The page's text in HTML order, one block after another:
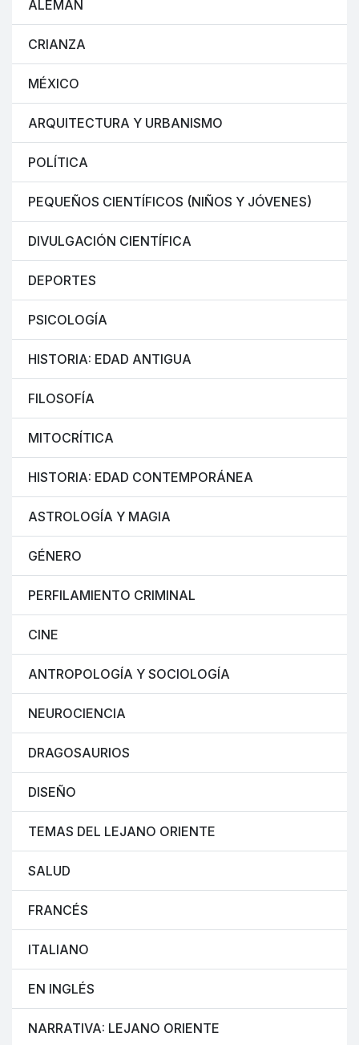
ALEMÁN
CRIANZA
MÉXICO
ARQUITECTURA Y URBANISMO
POLÍTICA
PEQUEÑOS CIENTÍFICOS (NIÑOS Y JÓVENES)
DIVULGACIÓN CIENTÍFICA
DEPORTES
PSICOLOGÍA
HISTORIA: EDAD ANTIGUA
FILOSOFÍA
MITOCRÍTICA
HISTORIA: EDAD CONTEMPORÁNEA
ASTROLOGÍA Y MAGIA
GÉNERO
PERFILAMIENTO CRIMINAL
CINE
ANTROPOLOGÍA Y SOCIOLOGÍA
NEUROCIENCIA
DRAGOSAURIOS
DISEÑO
TEMAS DEL LEJANO ORIENTE
SALUD
FRANCÉS
ITALIANO
EN INGLÉS
NARRATIVA: LEJANO ORIENTE